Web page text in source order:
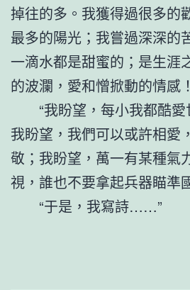
掉往的多。我獲得過很多的
最多的陽光；我嘗過深深的
一滴水都是甜蜜的；是生涯
的波瀾，愛和憎掀動的情感
“我盼望，每小我都酷
我盼望，我們可以或許相愛
敬；我盼望，萬一有某種氣
視，誰也不要拿起兵器瞄準
“于是，我寫詩……”